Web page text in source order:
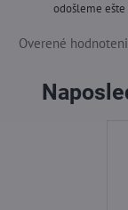
odošleme ešte
Overené